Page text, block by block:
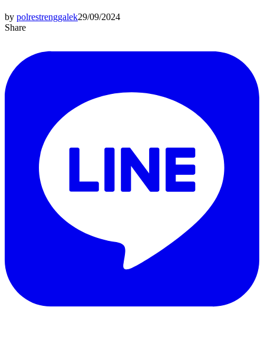
by polrestrenggalek29/09/2024
Share